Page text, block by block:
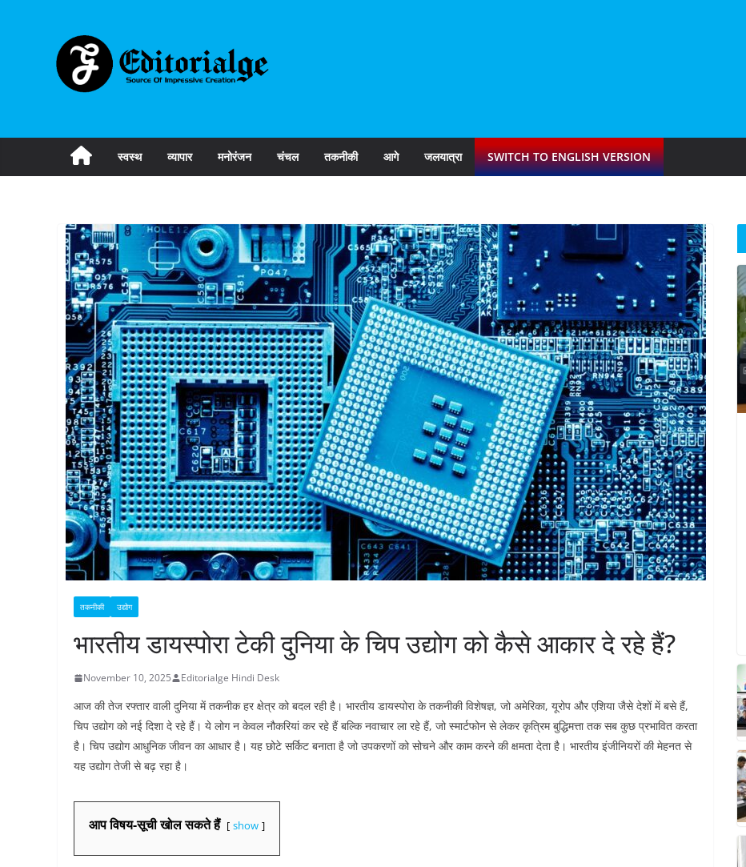
स्वस्थ व्यापार मनोरंजन चंचल तकनीकी आगे जलयात्रा SWITCH TO ENGLISH VERSION
तकनीकी उद्योग
भारतीय डायस्पोरा टेकी दुनिया के चिप उद्योग को कैसे आकार दे रहे हैं?
November 10, 2025 Editorialge Hindi Desk
आज की तेज रफ्तार वाली दुनिया में तकनीक हर क्षेत्र को बदल रही है। भारतीय डायस्पोरा के तकनीकी विशेषज्ञ, जो अमेरिका, यूरोप और एशिया जैसे देशों में बसे हैं,
चिप उद्योग को नई दिशा दे रहे हैं। ये लोग न केवल नौकरियां कर रहे हैं बल्कि नवाचार ला रहे हैं, जो स्मार्टफोन से लेकर कृत्रिम बुद्धिमत्ता तक सब कुछ प्रभावित करता
है। चिप उद्योग आधुनिक जीवन का आधार है। यह छोटे सर्किट बनाता है जो उपकरणों को सोचने और काम करने की क्षमता देता है। भारतीय इंजीनियरों की मेहनत से
यह उद्योग तेजी से बढ़ रहा है।
आप विषय-सूची खोल सकते हैं show